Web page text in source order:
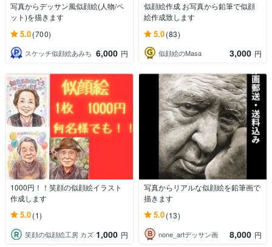
写真からデッサン風似顔絵(人物/ペ
ット)を描きます
5.0(700)
スケッチ似顔絵あみち 6,000 円
似顔絵作成 お写真から鉛筆で似顔
絵作成致します
5.0(83)
似顔絵のMasa 3,000 円
1000円！！笑顔の似顔絵イラスト
作成します
5.0(1)
笑顔の似顔絵工房 カズ 1,000 円
写真からリアルな似顔絵を鉛筆画で
描きます
5.0(13)
none_artデッサン画 8,000 円